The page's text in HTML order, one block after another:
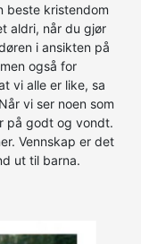
beste kristendom
aldri, når du gjør
i ansikten på
også for
vi alle er like, sa
vi ser noen som
på godt og vondt.
Vennskap er det
ut til barna.